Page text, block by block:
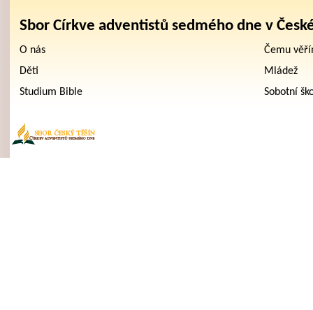
Sbor Církve adventistů sedmého dne v
O nás
Čemu
Děti
Mládež
Studium Bible
Sobotní